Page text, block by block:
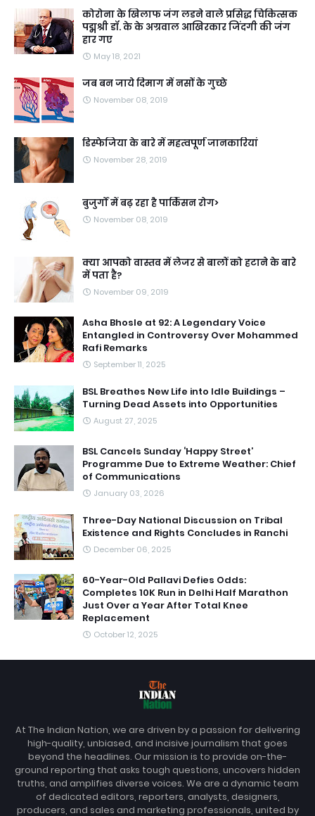
कोरोना के खिलाफ जंग लडने वाले प्रसिद्ध चिकित्सक
पद्मश्री डॉ. के के अग्रवाल आखिरकार जिंदगी की जंग
हार गए
May 18, 2021
जब बन जाये दिमाग में नसों के गुच्छे
November 08, 2019
डिस्फेजिया के बारे में महत्वपूर्ण जानकारियां
November 28, 2019
बुजुर्गों में बढ़ रहा है पार्किंसन रोग>
November 08, 2019
क्या आपको वास्तव में लेजर से बालों को हटाने के बारे
में पता है?
November 09, 2019
Asha Bhosle at 92: A Legendary Voice
Entangled in Controversy Over Mohammed
Rafi Remarks
September 11, 2025
BSL Breathes New Life into Idle Buildings –
Turning Dead Assets into Opportunities
August 27, 2025
BSL Cancels Sunday ‘Happy Street’
Programme Due to Extreme Weather: Chief
of Communications
January 03, 2026
Three-Day National Discussion on Tribal
Existence and Rights Concludes in Ranchi
December 06, 2025
60-Year-Old Pallavi Defies Odds:
Completes 10K Run in Delhi Half Marathon
Just Over a Year After Total Knee
Replacement
October 12, 2025
At The Indian Nation, we are driven by a passion for delivering
high-quality, unbiased, and incisive journalism that goes
beyond the headlines. Our mission is to provide on-the-
ground reporting that asks tough questions, uncovers hidden
truths, and amplifies diverse voices. We are a dynamic team
of dedicated editors, reporters, analysts, designers,
producers, and sales and marketing professionals, united by